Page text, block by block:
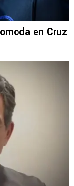
en Cruz